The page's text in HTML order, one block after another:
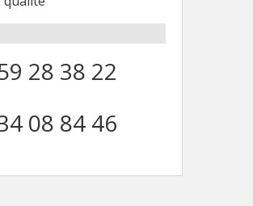
28 38 22
08 84 46